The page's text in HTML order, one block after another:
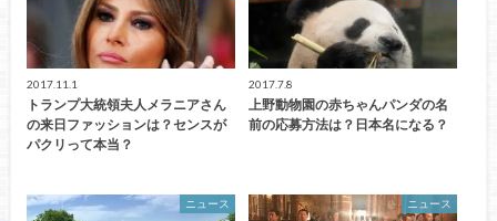
2017.11.1
トランプ大統領夫人メラニアさん
の来日ファッションは？センスが
パクリって本当？
2017.7.8
上野動物園の赤ちゃんパンダの名
前の応募方法は？日本名になる？
ニュース ニュース